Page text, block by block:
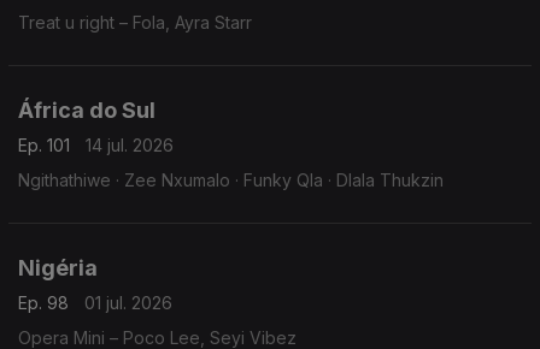
Treat u right – Fola, Ayra Starr
África do Sul
Ep. 101
14 jul. 2026
Ngithathiwe · Zee Nxumalo · Funky Qla · Dlala Thukzin
Nigéria
Ep. 98
01 jul. 2026
Opera Mini – Poco Lee, Seyi Vibez